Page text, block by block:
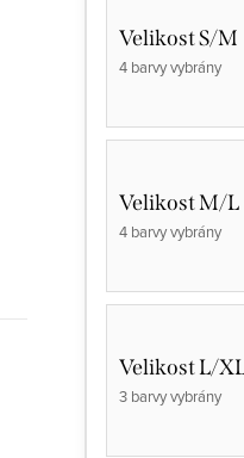
Velikost S/M
4 barvy vybrány
Velikost M/L
4 barvy vybrány
Velikost L/
3 barvy vybrány